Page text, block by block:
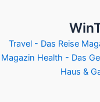
Travel - Das Reise
Magazin Health - Das
Haus &